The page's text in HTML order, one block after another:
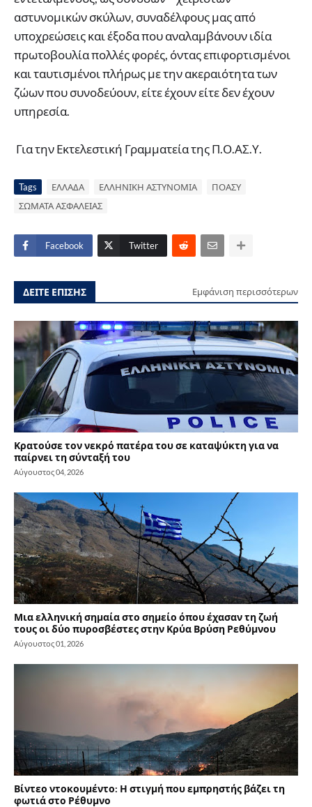
αστυνομικών σκύλων, συναδέλφους μας από
υποχρεώσεις και έξοδα που αναλαμβάνουν ιδία
πρωτοβουλία πολλές φορές, όντας επιφορτισμένοι
και ταυτισμένοι πλήρως με την ακεραιότητα των
ζώων που συνοδεύουν, είτε έχουν είτε δεν έχουν
υπηρεσία.
Για την Εκτελεστική Γραμματεία της Π.Ο.ΑΣ.Υ.
Tags ΕΛΛΑΔΑ ΕΛΛΗΝΙΚΗ ΑΣΤΥΝΟΜΙΑ
ΠΟΑΣΥ
ΣΩΜΑΤΑ ΑΣΦΑΛΕΙΑΣ
Facebook Twitter
ΔΕΙΤΕ ΕΠΙΣΗΣ Εμφάνιση περισσότερων
Κρατούσε τον νεκρό πατέρα του σε καταψύκτη για να
παίρνει τη σύνταξή του
Αύγουστος 04, 2026
Μια ελληνική σημαία στο σημείο όπου έχασαν τη ζωή
τους οι δύο πυροσβέστες στην Κρύα Βρύση Ρεθύμνου
Αύγουστος 01, 2026
Βίντεο ντοκουμέντο: Η στιγμή που εμπρηστής βάζει τη
φωτιά στο Ρέθυμνο